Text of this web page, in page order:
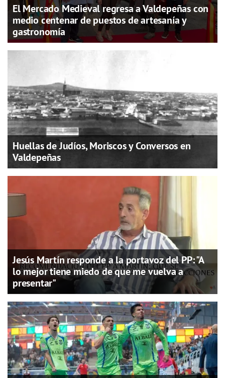
El Mercado Medieval regresa a Valdepeñas con
medio centenar de puestos de artesanía y
gastronomía
Huellas de Judíos, Moriscos y Conversos en
Valdepeñas
Jesús Martín responde a la portavoz del PP: "A
lo mejor tiene miedo de que me vuelva a
presentar"